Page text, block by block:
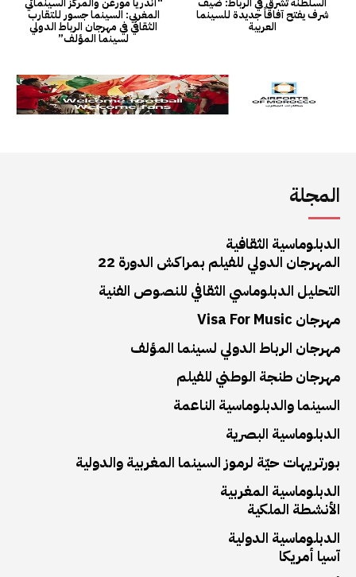
المجلة
الدبلوماسية الثقافية
المهرجان الدولي للفيلم بمراكش الدورة 22
التحليل الدبلوماسي الثقافي للنصوص الفنية
مهرجان Visa For Music
مهرجان الرباط الدولي لسينما المؤلف
مهرجان طنجة الوطني للفيلم
السينما والدبلوماسية الناعمة
الدبلوماسية البصرية
بورتريهات حيّة لرموز السينما المغربية والدولية
الدبلوماسية المغربية
الأنشطة الملكية
الدبلوماسية الدولية
آسيا أمريكا